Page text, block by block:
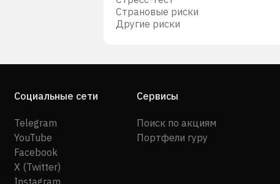
Страновые риски
Другие риски
Социальные сети
Telegram
YouTube
Facebook
X (Twitter)
Instagram
Сервисы
Поиск по акциям
Портфели гуру